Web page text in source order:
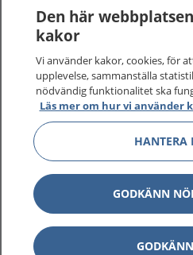
1177 på flera språk
Kontakt
Behandling av personuppgifter
Hantering av kakor
Inställningar för kakor
Den här
kakor
Vi använder kakor, cookies, för
upplevelse, sammanställa
nödvändig funktionalitet ska
Läs mer om hur vi använder
HANTERA
GODKÄNN